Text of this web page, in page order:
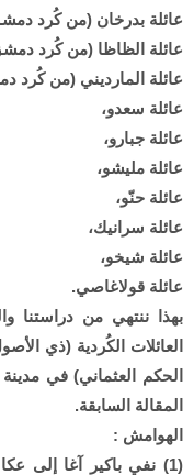
عائلة بدرخان (من كُرد
عائلة الظاظا (من كُرد
عائلة المارديني (من كُرد
عائلة سعدو،
عائلة جبارو،
عائلة مليشو،
عائلة حنّو،
عائلة سرانيك،
عائلة شيخو،
عائلة قولاغاصي.
بهذا ننتهي من دراستنا
العائلات الكُردية (ذي
الحكم العثماني) في
المقالة السابقة.
الهوامش :
(1) نفي باكير آغا إلى